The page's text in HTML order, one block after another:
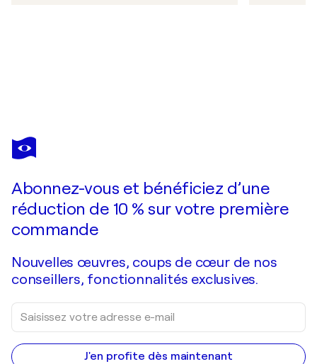
Abonnez-vous et bénéficiez d’une
réduction de 10 % sur votre première
commande
Nouvelles œuvres, coups de cœur de nos
conseillers, fonctionnalités exclusives.
J'en profite dès maintenant